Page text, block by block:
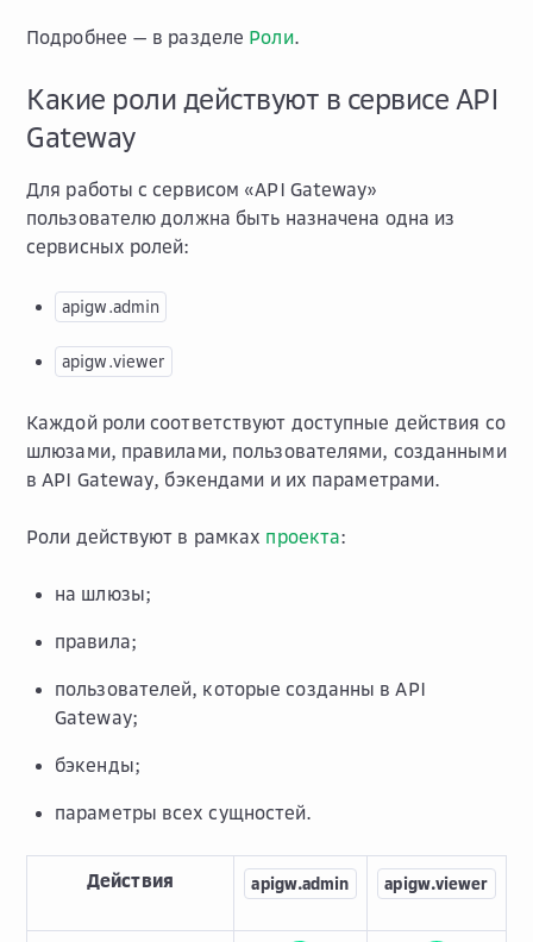
Подробнее — в разделе Роли.
Какие роли действуют в сервисе API
Gateway
Для работы с сервисом «API Gateway»
пользователю должна быть назначена одна из
сервисных ролей:
apigw.admin
apigw.viewer
Каждой роли соответствуют доступные действия со
шлюзами, правилами, пользователями, созданными
в API Gateway, бэкендами и их параметрами.
Роли действуют в рамках проекта:
на шлюзы;
правила;
пользователей, которые созданны в API
Gateway;
бэкенды;
параметры всех сущностей.
Действия apigw.admin apigw.viewer